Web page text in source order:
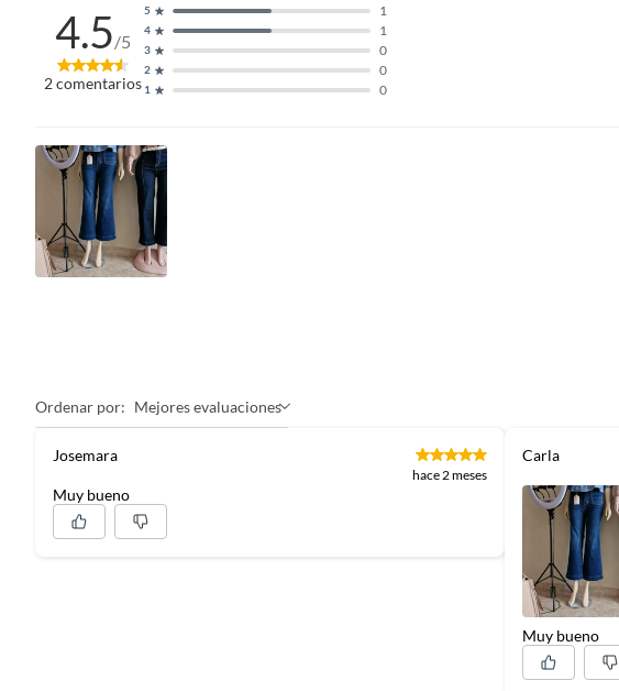
4.5/5
2comentarios 1 0
2 0
3 0
4 1
5 1
Ordenar por: Mejores evaluaciones
Josemara
hace 2 meses
Muy bueno
Carla
Muy bueno